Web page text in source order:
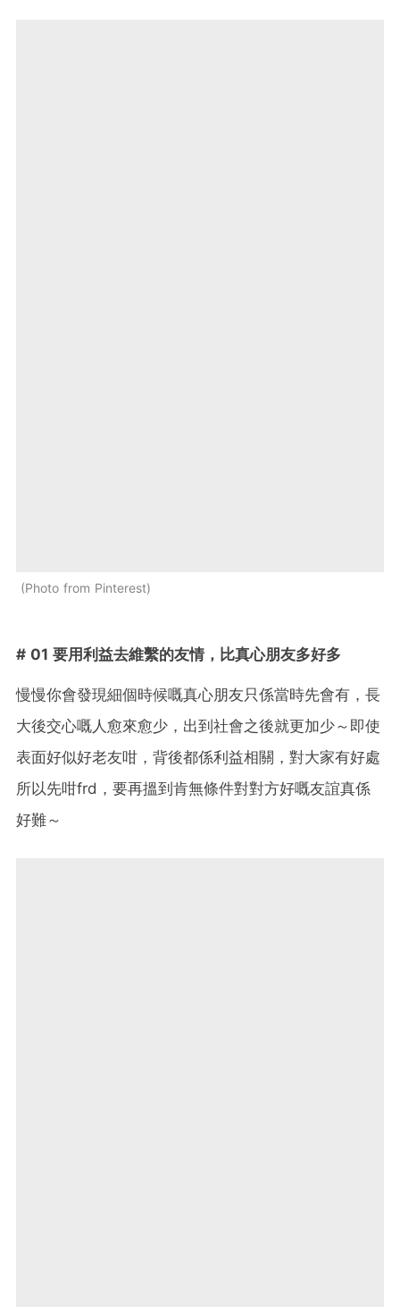
Photo from Pinterest
# 01 要用利益去維繫的友情，比真心朋友多好多
慢慢你會發現細個時候嘅真心朋友只係當時先會有，長
大後交心嘅人愈來愈少，出到社會之後就更加少～即使
表面好似好老友咁，背後都係利益相關，對大家有好處
所以先咁frd，要再搵到肯無條件對對方好嘅友誼真係
好難～‌